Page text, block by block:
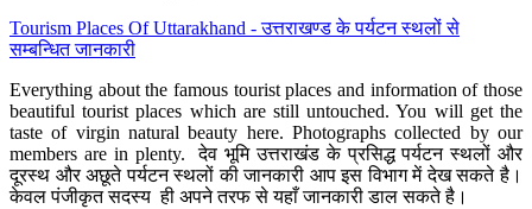
Tourism Places Of Uttarakhand - उत्तराखण्ड के पर्यटन स्थलों से
सम्बन्धित जानकारी
Everything about the famous tourist places and information of those
beautiful tourist places which are still untouched. You will get the
taste of virgin natural beauty here. Photographs collected by our
members are in plenty. देव भूमि उत्तराखंड के प्रसिद्ध पर्यटन स्थलों और
दूरस्थ और अछूते पर्यटन स्थलों की जानकारी आप इस विभाग में देख सकते है।
केवल पंजीकृत सदस्य ही अपने तरफ से यहाँ जानकारी डाल सकते है।